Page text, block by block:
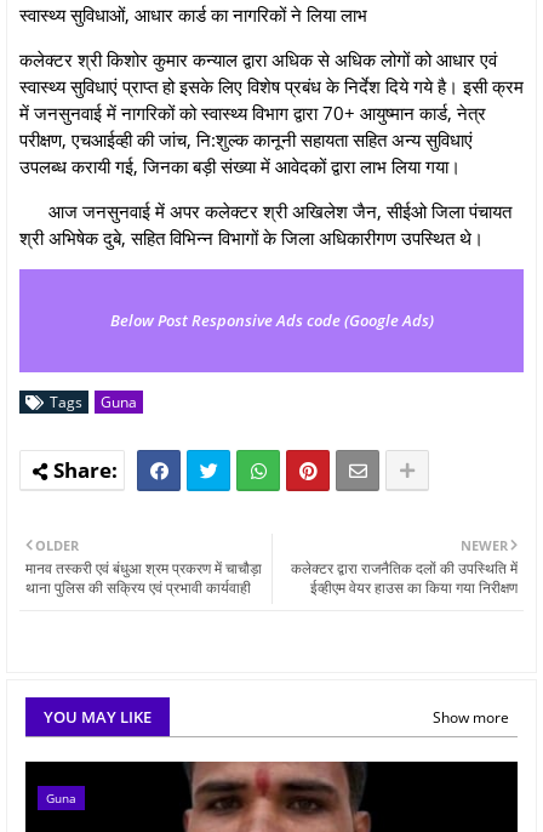
स्‍वास्‍थ्‍य सुविधाओं, आधार कार्ड का नागरिकों ने लिया लाभ
कलेक्‍टर श्री किशोर कुमार कन्‍याल द्वारा अधिक से अधिक लोगों को आधार एवं
स्‍वास्‍थ्‍य सुविधाएं प्राप्‍त हो इसके लिए विशेष प्रबंध के निर्देश दिये गये है। इसी क्रम
में जनसुनवाई में नागरिकों को स्वास्थ्य विभाग द्वारा 70+ आयुष्मान कार्ड, नेत्र
परीक्षण, एचआईव्‍ही की जांच, नि:शुल्‍क कानूनी सहायता सहित अन्‍य सुविधाएं
उपलब्‍ध करायी गई, जिनका बड़ी संख्‍या में आवेदकों द्वारा लाभ लिया गया।
आज जनसुनवाई में अपर कलेक्‍टर श्री अखिलेश जैन, सीईओ जिला पंचायत
श्री अभिषेक दुबे, सहित विभिन्न विभागों के जिला अधिकारीगण उपस्थित थे।
Below Post Responsive Ads code (Google Ads)
Tags Guna
NEWER
कलेक्‍टर द्वारा राजनैतिक दलों की उपस्थिति में
ईव्‍हीएम वेयर हाउस का किया गया निरीक्षण
OLDER
मानव तस्करी एवं बंधुआ श्रम प्रकरण में चाचौड़ा
थाना पुलिस की सक्रिय एवं प्रभावी कार्यवाही
YOU MAY LIKE Show more
Guna